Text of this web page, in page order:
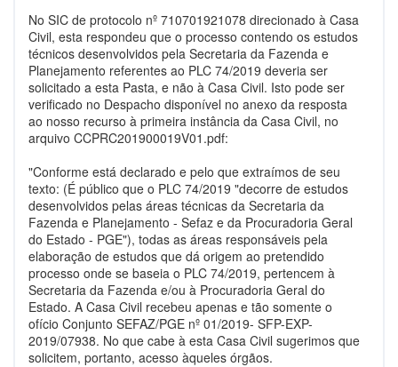
No SIC de protocolo nº 710701921078 direcionado à Casa
Civil, esta respondeu que o processo contendo os estudos
técnicos desenvolvidos pela Secretaria da Fazenda e
Planejamento referentes ao PLC 74/2019 deveria ser
solicitado a esta Pasta, e não à Casa Civil. Isto pode ser
verificado no Despacho disponível no anexo da resposta
ao nosso recurso à primeira instância da Casa Civil, no
arquivo CCPRC201900019V01.pdf:
"Conforme está declarado e pelo que extraímos de seu
texto: (É público que o PLC 74/2019 "decorre de estudos
desenvolvidos pelas áreas técnicas da Secretaria da
Fazenda e Planejamento - Sefaz e da Procuradoria Geral
do Estado - PGE"), todas as áreas responsáveis pela
elaboração de estudos que dá origem ao pretendido
processo onde se baseia o PLC 74/2019, pertencem à
Secretaria da Fazenda e/ou à Procuradoria Geral do
Estado. A Casa Civil recebeu apenas e tão somente o
ofício Conjunto SEFAZ/PGE nº 01/2019- SFP-EXP-
2019/07938. No que cabe à esta Casa Civil sugerimos que
solicitem, portanto, acesso àqueles órgãos.